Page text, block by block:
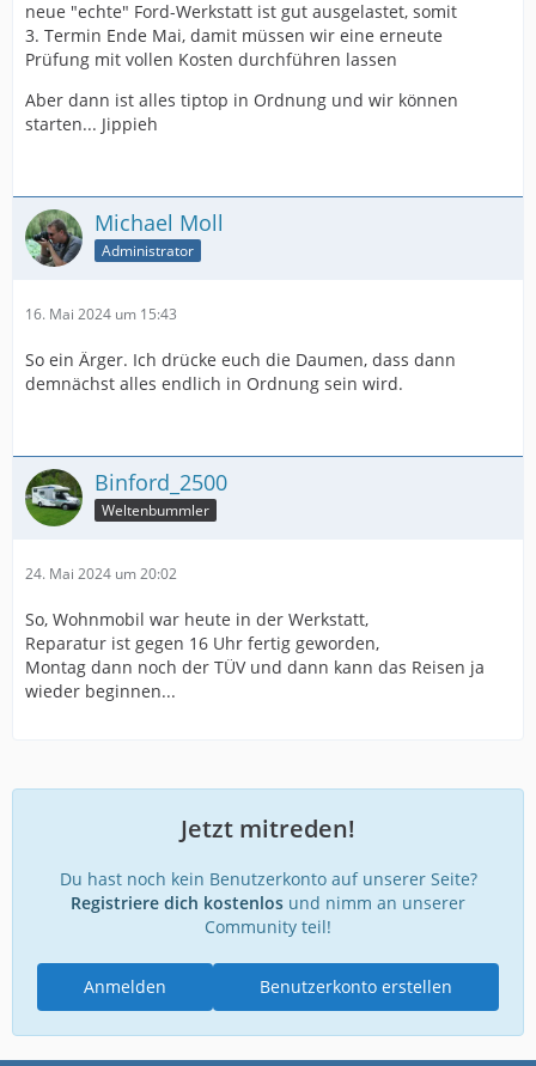
neue "echte" Ford-Werkstatt ist gut ausgelastet, somit
3. Termin Ende Mai, damit müssen wir eine erneute
Prüfung mit vollen Kosten durchführen lassen
Aber dann ist alles tiptop in Ordnung und wir können
starten... Jippieh
Michael Moll
Administrator
16. Mai 2024 um 15:43
So ein Ärger. Ich drücke euch die Daumen, dass dann
demnächst alles endlich in Ordnung sein wird.
Binford_2500
Weltenbummler
24. Mai 2024 um 20:02
So, Wohnmobil war heute in der Werkstatt,
Reparatur ist gegen 16 Uhr fertig geworden,
Montag dann noch der TÜV und dann kann das Reisen ja
wieder beginnen...
Jetzt mitreden!
Du hast noch kein Benutzerkonto auf unserer Seite?
Registriere dich kostenlos und nimm an unserer
Community teil!
Benutzerkonto erstellen
Anmelden